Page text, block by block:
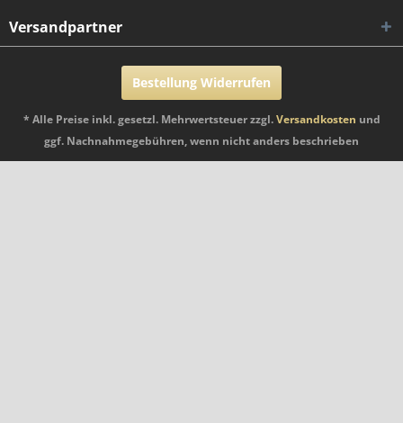
Versandpartner
Bestellung Widerrufen
* Alle Preise inkl. gesetzl. Mehrwertsteuer zzgl.Versandkosten und
ggf. Nachnahmegebühren, wenn nicht anders beschrieben